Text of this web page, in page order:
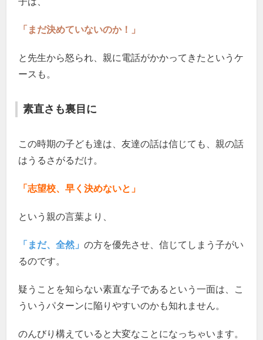
「まだ決めていないのか！」
と先生から怒られ、親に電話がかかってきたというケ
ースも。
素直さも裏目に
この時期の子ども達は、友達の話は信じても、親の話
はうるさがるだけ。
「志望校、早く決めないと」
という親の言葉より、
「まだ、全然」の方を優先させ、信じてしまう子がい
るのです。
疑うことを知らない素直な子であるという一面は、こ
ういうパターンに陥りやすいのかも知れません。
のんびり構えていると大変なことになっちゃいます。